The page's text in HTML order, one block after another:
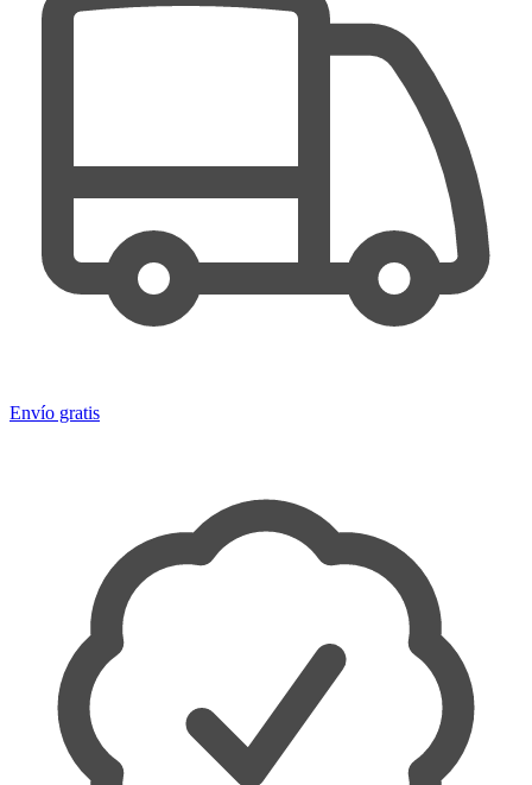
Envío gratis